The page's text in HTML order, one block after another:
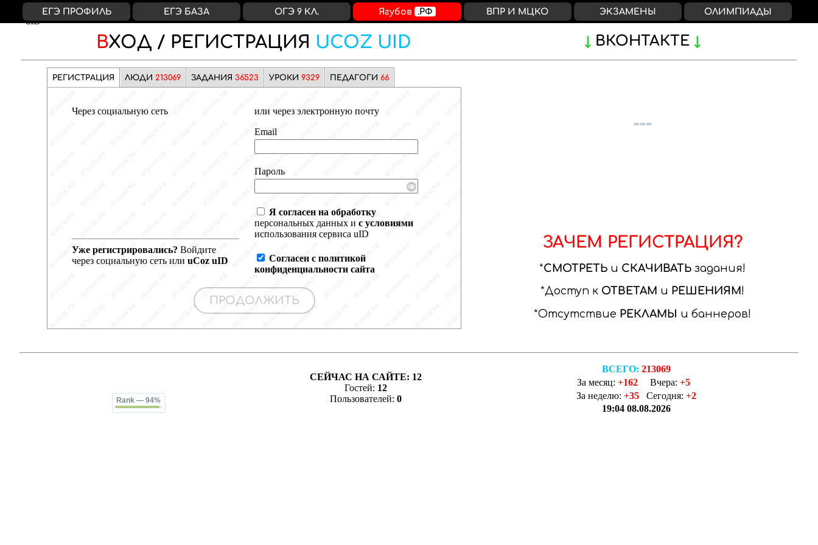
ВХОД / РЕГИСТРАЦИЯ UCOZ UID ВКОНТАКТЕ
РЕГИСТРАЦИЯ ЛЮДИ 213069 ЗАДАНИЯ 36523 УРОКИ 9329 ПЕДАГОГИ 66
Через социальную сеть
ВКонтакте
Яндекс
Google
Facebook
uCoz
uID
Уже регистрировались? Войдите
через социальную сеть или uCoz uID
или через электронную почту
Email
Пароль
Я согласен на обработку
персональных данных и с условиями
использования сервиса uID
Согласен с политикой
конфиденциальности сайта
ЗАЧЕМ РЕГИСТРАЦИЯ?
СМОТРЕТЬ и СКАЧИВАТЬ задания
Доступ к ОТВЕТАМ и РЕШЕНИЯМ
Отсутствие РЕКЛАМЫ и баннеров
ЕГЭ ПРОФИЛЬ ЕГЭ БАЗА ОГЭ 9 КЛ. Ягубов .РФ ВПР И МЦКО ЭКЗАМЕНЫ ОЛИМПИАДЫ
Rank — 94%
СЕЙЧАС НА САЙТЕ: 12
Гостей: 12
Пользователей: 0
ВСЕГО: 213069
За месяц: +162 Вчера: +5
За неделю: +35 Сегодня: +2
19:04 08.08.2026